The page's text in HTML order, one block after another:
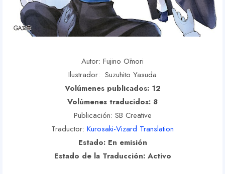
Autor: Fujino Ōmori
Ilustrador: Suzuhito Yasuda
Volúmenes publicados: 12
Volúmenes traducidos: 8
Publicación: SB Creative
Traductor: Kurosaki-Vizard Translation
Estado: En emisión
Estado de la Traducción: Activo